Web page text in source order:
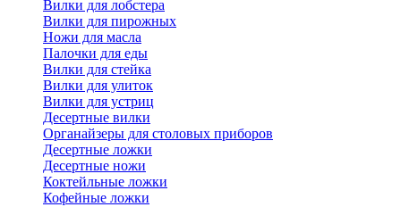
Вилки для лобстера
Вилки для пирожных
Ножи для масла
Палочки для еды
Вилки для стейка
Вилки для улиток
Вилки для устриц
Десертные вилки
Органайзеры для столовых приборов
Десертные ложки
Десертные ножи
Коктейльные ложки
Кофейные ложки